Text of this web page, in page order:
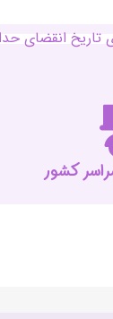
تاریخ انقضای
کشور